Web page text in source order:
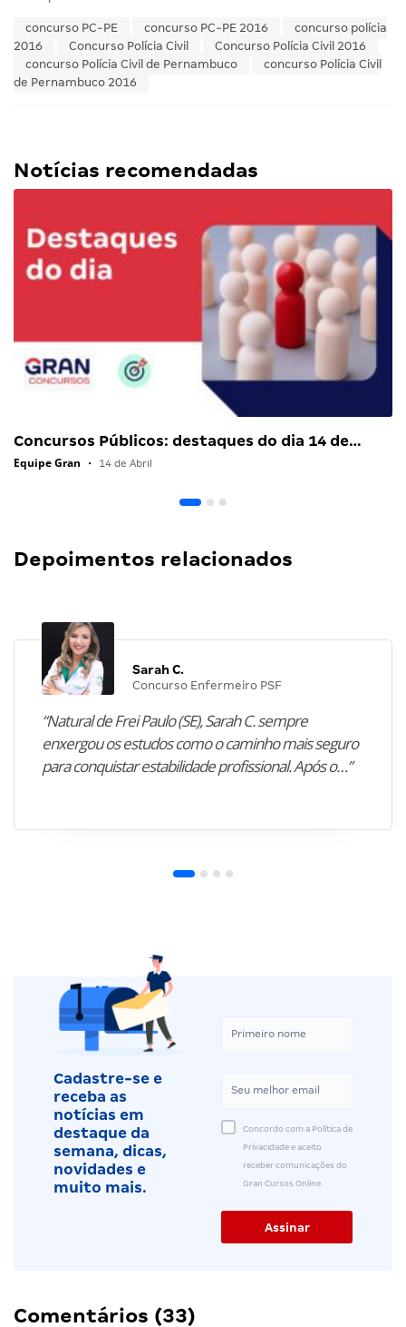
concurso PC-PE concurso PC-PE 2016
concurso polícia
2016
Concurso Polícia Civil
Concurso Polícia Civil 2016
concurso Polícia Civil de Pernambuco
concurso Polícia Civil
de Pernambuco 2016
Notícias recomendadas
Concursos Públicos: destaques do dia 14 de…
Equipe Gran • 14 de Abril
Depoimentos relacionados
Sarah C.
Concurso Enfermeiro PSF
“Natural de Frei Paulo (SE), Sarah C. sempre
enxergou os estudos como o caminho mais seguro
para conquistar estabilidade profissional. Após o…”
Cadastre-se e
receba as
notícias em
destaque da
semana, dicas,
novidades e
muito mais.
Concordo com a Política de
Privacidade e aceito
receber comunicações do
Gran Cursos Online.
Comentários (33)